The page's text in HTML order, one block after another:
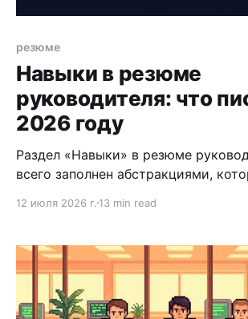
резюме
Навыки в резюме
руководителя: что
2026 году
Раздел «Навыки» в резюме
всего заполнен абстракциями,
структурировать и как избежать
12 июля 2026 г. 13 min read